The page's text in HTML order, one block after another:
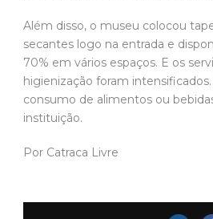
Além disso, o museu colocou
secantes logo na entrada e
70% em vários espaços. E os
higienização foram
consumo de alimentos ou
instituição.
Por Catraca Livre